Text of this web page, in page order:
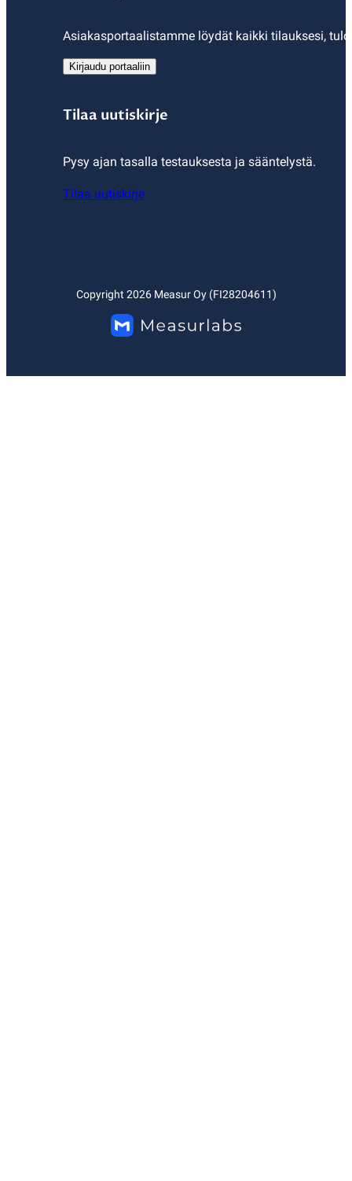
Asiakasportaalistamme löydät kaikki tilauksesi,
Kirjaudu portaaliin
Tilaa uutiskirje
Pysy ajan tasalla testauksesta ja sääntelystä.
Tilaa uutiskirje
Copyright 2026Measur Oy (FI28204611)